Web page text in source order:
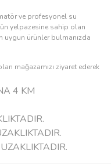
ve profesyonel su
yelpazesine sahip olan
uygun ürünler bulmanızda
mağazamızı ziyaret ederek
4 KM